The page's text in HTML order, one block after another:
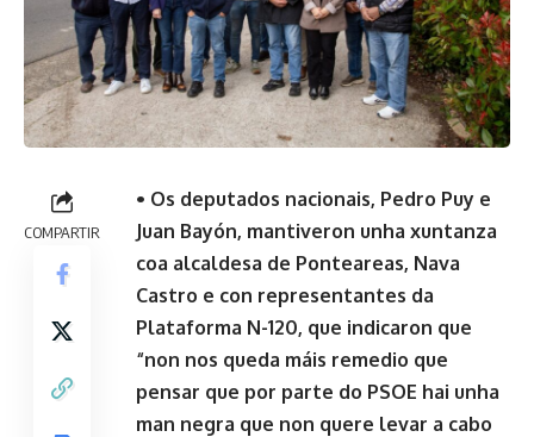
COMPARTIR
• Os deputados nacionais, Pedro Puy e
Juan Bayón, mantiveron unha xuntanza
coa alcaldesa de Ponteareas, Nava
Castro e con representantes da
Plataforma N-120, que indicaron que
“non nos queda máis remedio que
pensar que por parte do PSOE hai unha
man negra que non quere levar a cabo